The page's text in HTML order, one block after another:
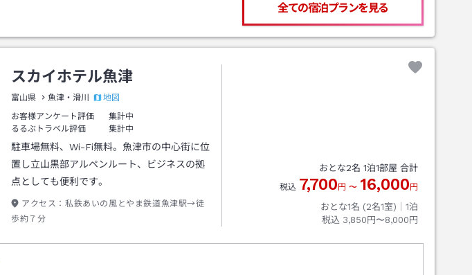
全ての宿泊プランを見る
スカイホテル魚津
富山県 魚津・滑川
地図
お客様アンケート評価
集計中
るるぶトラベル評価
集計中
駐車場無料、Wi-Fi無料。魚津市の中心街に位
置し立山黒部アルペンルート、ビジネスの拠
点としても便利です。
アクセス： 私鉄あいの風とやま鉄道魚津駅→徒
歩約７分
おとな2名 1泊1部屋 合計
税込 7,700 円 〜 16,000 円
おとな1名 (2名1室)｜ 1泊
税込 3,850円〜8,000円